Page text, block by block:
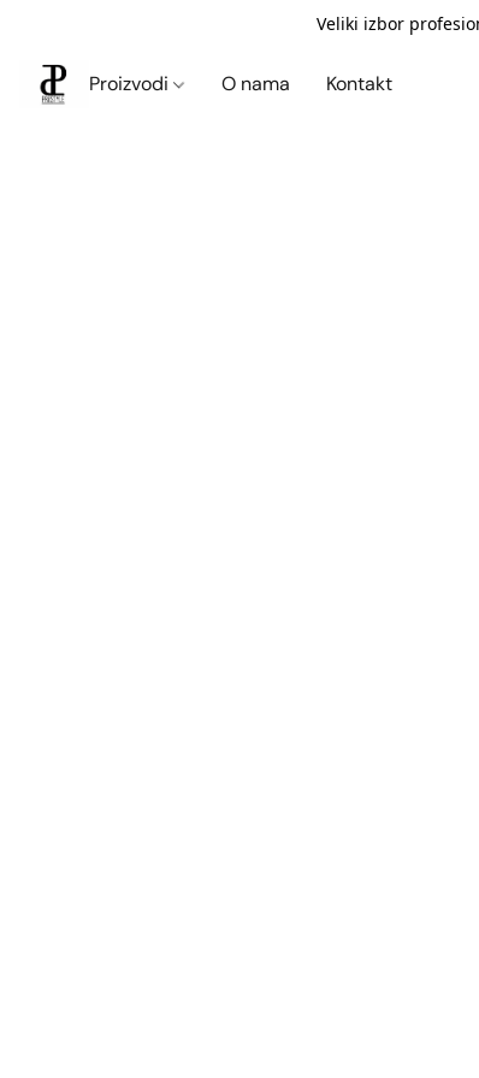
Veliki izbor
Proizvodi O nama Kontakt